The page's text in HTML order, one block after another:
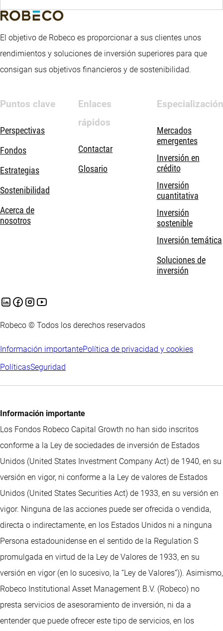
El objetivo de Robeco es proporcionar a sus clientes unos
rendimientos y soluciones de inversión superiores para que
consigan sus objetivos financieros y de sostenibilidad.
Puntos clave
Perspectivas
Fondos
Estrategias
Sostenibilidad
Acerca de
nosotros
Enlaces
rápidos
Contactar
Glosario
Especialización
Mercados
emergentes
Inversión en
crédito
Inversión
cuantitativa
Inversión
sostenible
Inversión temática
Soluciones de
inversión
Robeco © Todos los derechos reservados
Información importantePolítica de privacidad y cookies
PolíticasSeguridad
Información importante
Los Fondos Robeco Capital Growth no han sido inscritos
conforme a la Ley de sociedades de inversión de Estados
Unidos (United States Investment Company Act) de 1940, en su
versión en vigor, ni conforme a la Ley de valores de Estados
Unidos (United States Securities Act) de 1933, en su versión en
vigor. Ninguna de las acciones puede ser ofrecida o vendida,
directa o indirectamente, en los Estados Unidos ni a ninguna
Persona estadounidense en el sentido de la Regulation S
promulgada en virtud de la Ley de Valores de 1933, en su
versión en vigor (en lo sucesivo, la “Ley de Valores”)). Asimismo,
Robeco Institutional Asset Management B.V. (Robeco) no
presta servicios de asesoramiento de inversión, ni da a
entender que puede ofrecer este tipo de servicios, en los